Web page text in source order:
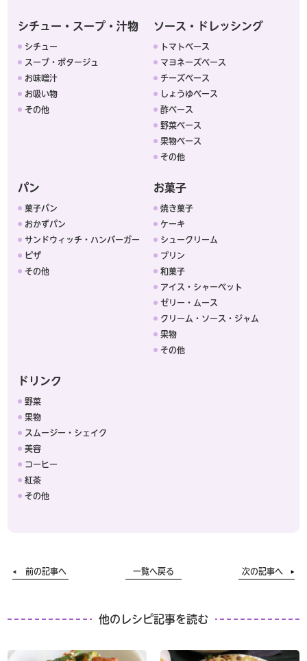
シチュー・スープ・汁物
シチュー
スープ・ポタージュ
お味噌汁
お吸い物
その他
ソース・ドレッシング
トマトベース
マヨネーズベース
チーズベース
しょうゆベース
酢ベース
野菜ベース
果物ベース
その他
パン
菓子パン
おかずパン
サンドウィッチ・ハンバーガー
ピザ
その他
お菓子
焼き菓子
ケーキ
シュークリーム
プリン
和菓子
アイス・シャーベット
ゼリー・ムース
クリーム・ソース・ジャム
果物
その他
ドリンク
野菜
果物
スムージー・シェイク
美容
コーヒー
紅茶
その他
前の記事へ 一覧へ戻る 次の記事へ
他のレシピ記事を読む